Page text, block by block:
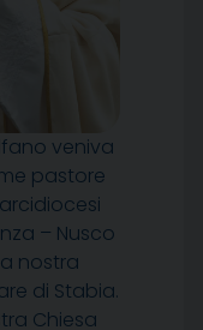
veniva
pastore
– Nusco
nostra
di Stabia.
Chiesa